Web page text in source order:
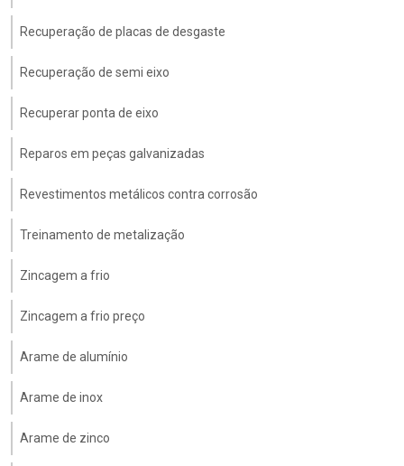
Recuperação de placas de desgaste
Recuperação de semi eixo
Recuperar ponta de eixo
Reparos em peças galvanizadas
Revestimentos metálicos contra corrosão
Treinamento de metalização
Zincagem a frio
Zincagem a frio preço
Arame de alumínio
Arame de inox
Arame de zinco